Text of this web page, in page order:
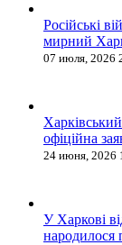
Російські
мирний
07 июля, 2026
офіційна
24 июня, 2026
У Харкові
народилося